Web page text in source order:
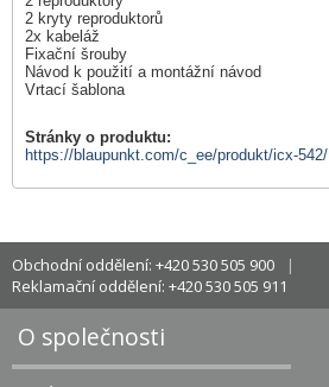
2 kryty reproduktorů
2x kabeláž
Fixační šrouby
Návod k použití a montážní návod
Vrtací šablona
Stránky o produktu:
https://blaupunkt.com/c_ee/produkt/icx-542/
Obchodní oddělení: +420 530 505 900
Reklamační oddělení: +420 530 505 911
O společnosti